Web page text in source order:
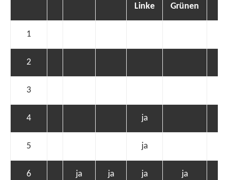
Linke
Grünen
1
2
3
4 ja
5 ja
6 ja ja ja ja